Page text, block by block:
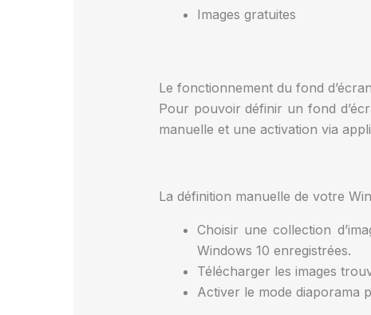
Images gratuites
Le fonctionnement du fond
Pour pouvoir définir un fond
manuelle et une activation via
La définition manuelle de votre
Choisir une collection
Windows 10 enregistrées.
Télécharger les images
Activer le mode diaporama